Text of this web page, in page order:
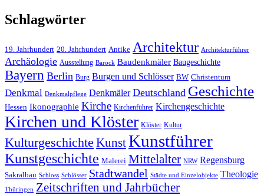
Schlagwörter
19. Jahrhundert 20. Jahrhundert Antike Architektur Architekturführer
Archäologie Ausstellung Barock Baudenkmäler Baugeschichte
Bayern Berlin Burg Burgen und Schlösser BW Christentum
Denkmal Denkmalpflege Denkmäler Deutschland Geschichte
Hessen Ikonographie Kirche Kirchenführer Kirchengeschichte
Kirchen und Klöster Klöster Kultur
Kulturgeschichte KunstKunstführer
Kunstgeschichte Malerei Mittelalter NRW Regensburg
Sakralbau Schloss Schlösser Stadtwandel Städte und Einzelobjekte Theologie
Thüringen Zeitschriften und Jahrbücher